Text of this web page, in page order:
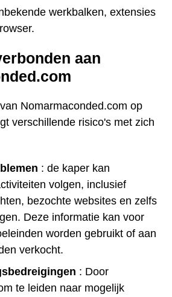
werkbalken, extensies
aan
Nomarmaconded.com op
verschillende risico's met zich
: de kaper kan
volgen, inclusief
bezochte websites en zelfs
Deze informatie kan voor
worden gebruikt of aan
verkocht.
: Door
te leiden naar mogelijk